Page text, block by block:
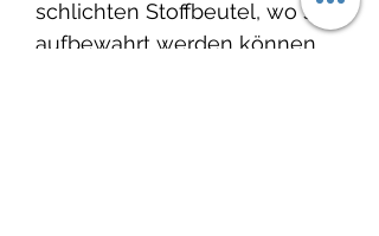
schlichten Stoffbeutel, wo sie
aufbewahrt werden können.